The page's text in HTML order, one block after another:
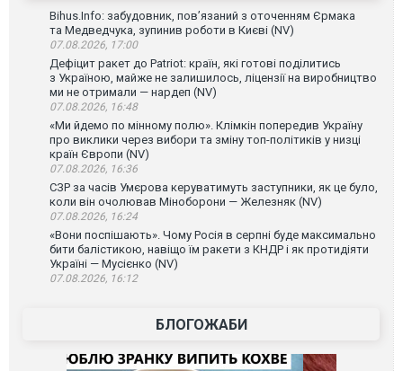
Bihus.Info: забудовник, пов’язаний з оточенням Єрмака
та Медведчука, зупинив роботи в Києві (NV)
07.08.2026, 17:00
Дефіцит ракет до Patriot: країн, які готові поділитись
з Україною, майже не залишилось, ліцензії на виробництво
ми не отримали — нардеп (NV)
07.08.2026, 16:48
«Ми йдемо по мінному полю». Клімкін попередив Україну
про виклики через вибори та зміну топ-політиків у низці
країн Європи (NV)
07.08.2026, 16:36
СЗР за часів Умєрова керуватимуть заступники, як це було,
коли він очолював Міноборони — Железняк (NV)
07.08.2026, 16:24
«Вони поспішають». Чому Росія в серпні буде максимально
бити балістикою, навіщо їм ракети з КНДР і як протидіяти
Україні — Мусієнко (NV)
07.08.2026, 16:12
БЛОГОЖАБИ